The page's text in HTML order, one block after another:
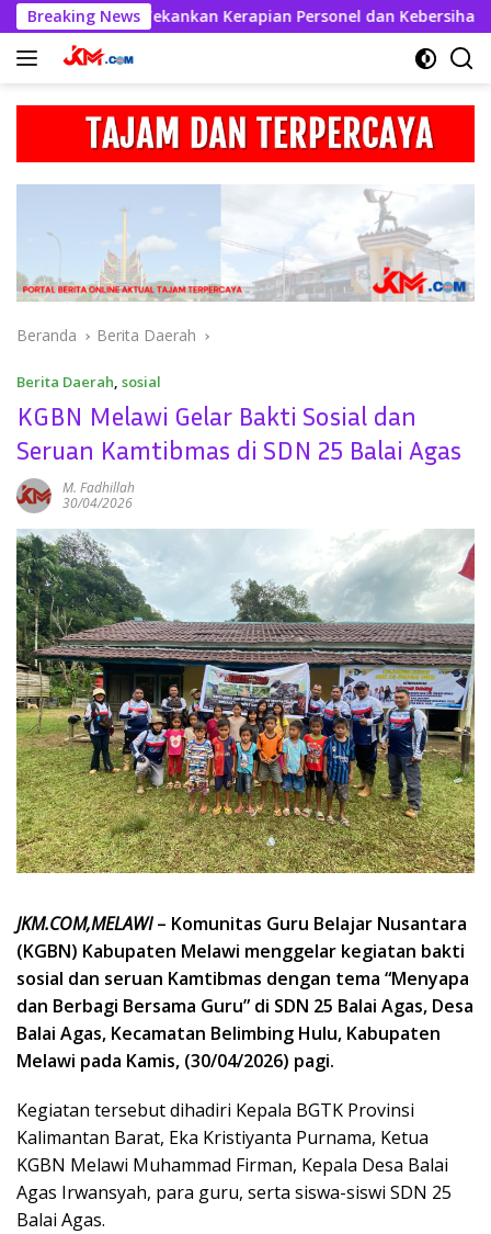
Langsung
ke
konten
Breaking News
Kahfi Tekankan Kerapian Personel dan Kebersihan Mako
Beranda Berita Daerah
Berita Daerah, sosial
KGBN Melawi Gelar Bakti Sosial dan
Seruan Kamtibmas di SDN 25 Balai Agas
M. Fadhillah
30/04/2026
JKM.COM,MELAWI– Komunitas Guru Belajar Nusantara
(KGBN) Kabupaten Melawi menggelar kegiatan bakti
sosial dan seruan Kamtibmas dengan tema “Menyapa
dan Berbagi Bersama Guru” di SDN 25 Balai Agas, Desa
Balai Agas, Kecamatan Belimbing Hulu, Kabupaten
Melawi pada Kamis, (30/04/2026) pagi.
Kegiatan tersebut dihadiri Kepala BGTK Provinsi
Kalimantan Barat, Eka Kristiyanta Purnama, Ketua
KGBN Melawi Muhammad Firman, Kepala Desa Balai
Agas Irwansyah, para guru, serta siswa-siswi SDN 25
Balai Agas.